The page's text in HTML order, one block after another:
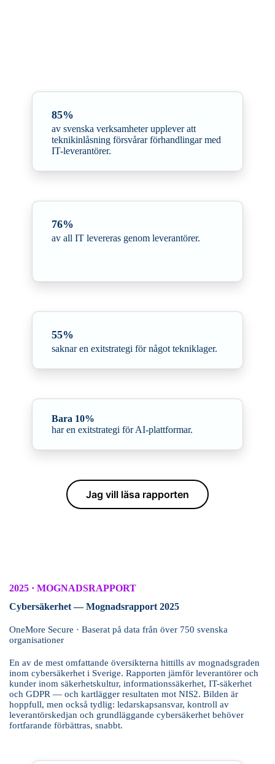
85%
av svenska verksamheter upplever att
teknikinlåsning försvårar förhandlingar med
IT-leverantörer.
76%
av all IT levereras genom leverantörer.
55%
saknar en exitstrategi för något tekniklager.
Bara 10%
har en exitstrategi för AI-plattformar.
Jag vill läsa rapporten
2025 · MOGNADSRAPPORT
Cybersäkerhet — Mognadsrapport 2025
OneMore Secure · Baserat på data från över 750 svenska
organisationer
En av de mest omfattande översikterna hittills av mognadsgraden
inom cybersäkerhet i Sverige. Rapporten jämför leverantörer och
kunder inom säkerhetskultur, informationssäkerhet, IT-säkerhet
och GDPR — och kartlägger resultaten mot NIS2. Bilden är
hoppfull, men också tydlig: ledarskapsansvar, kontroll av
leverantörskedjan och grundläggande cybersäkerhet behöver
fortfarande förbättras, snabbt.